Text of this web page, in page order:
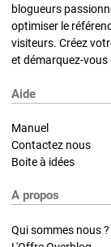
blogueurs
optimiser le
visiteurs. Créez
et démarquez-
Aide
Manuel
Contactez nous
Boite à idées
A propos
Qui sommes nous ?